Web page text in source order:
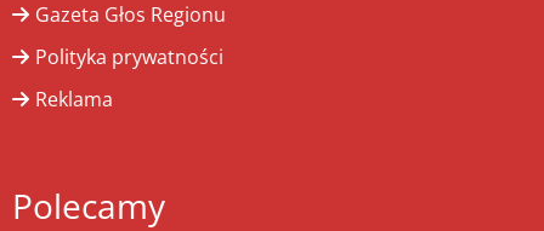
Gazeta Głos Regionu
Polityka prywatności
Reklama
Polecamy